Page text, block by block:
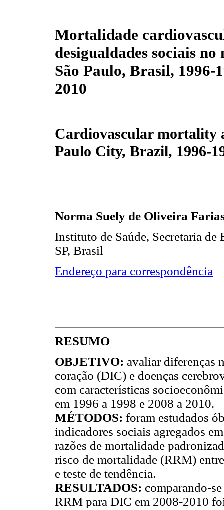
Mortalidade
desigualdades sociais
São Paulo, Brasil, 1996-
2010
Cardiovascular mortality
Paulo City, Brazil, 1996-
Norma Suely de Oliveira
Instituto de Saúde, Secretaria de
SP, Brasil
Endereço para correspondência
RESUMO
OBJETIVO: avaliar diferenças
coração (DIC) e doenças
com características
em 1996 a 1998 e 2008 a 2010.
MÉTODOS: foram estudados
indicadores sociais agregados
razões de mortalidade
risco de mortalidade (RRM)
e teste de tendência.
RESULTADOS: comparando-
RRM para DIC em 2008-2010